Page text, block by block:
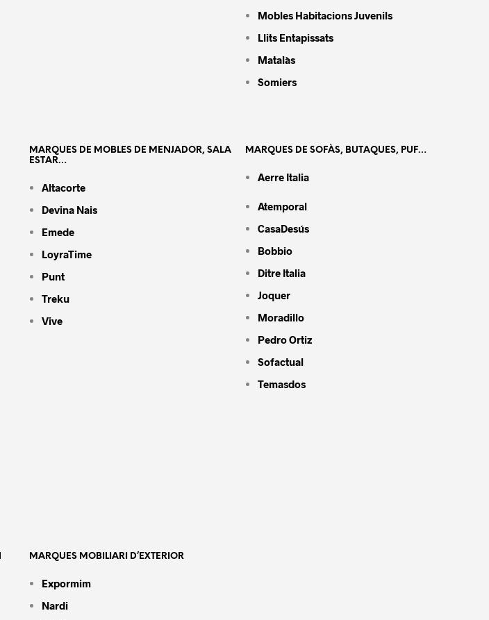
Mobles Habitacions Juvenils
Llits Entapissats
Matalàs
Somiers
MARQUES DE MOBLES DE MENJADOR, SALA
ESTAR…
Altacorte
Devina Nais
Emede
LoyraTime
Punt
Treku
Vive
MARQUES DE SOFÀS, BUTAQUES, PUF…
Aerre Italia
Atemporal
CasaDesús
Bobbio
Ditre Italia
Joquer
Moradillo
Pedro Ortiz
Sofactual
Temasdos
MARQUES MOBILIARI D’EXTERIOR
Expormim
Nardi